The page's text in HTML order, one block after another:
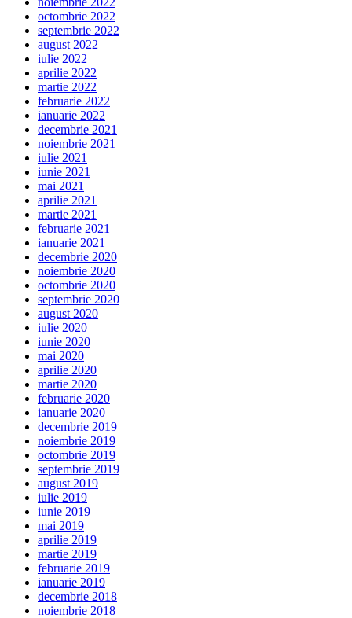
octombrie 2022
septembrie 2022
august 2022
iulie 2022
aprilie 2022
martie 2022
februarie 2022
ianuarie 2022
decembrie 2021
noiembrie 2021
iulie 2021
iunie 2021
mai 2021
aprilie 2021
martie 2021
februarie 2021
ianuarie 2021
decembrie 2020
noiembrie 2020
octombrie 2020
septembrie 2020
august 2020
iulie 2020
iunie 2020
mai 2020
aprilie 2020
martie 2020
februarie 2020
ianuarie 2020
decembrie 2019
noiembrie 2019
octombrie 2019
septembrie 2019
august 2019
iulie 2019
iunie 2019
mai 2019
aprilie 2019
martie 2019
februarie 2019
ianuarie 2019
decembrie 2018
noiembrie 2018